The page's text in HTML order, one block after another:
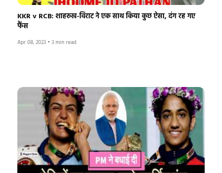
KKR v RCB: शाहरुख-विराट ने एक साथ किया कुछ ऐसा, दंग रह गए
फैंस
Apr 08, 2023 • 3 min read